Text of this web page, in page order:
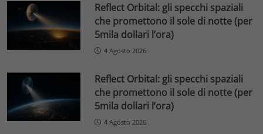
Reflect Orbital: gli specchi spaziali
che promettono il sole di notte (per
5mila dollari l’ora)
4 Agosto 2026
Reflect Orbital: gli specchi spaziali
che promettono il sole di notte (per
5mila dollari l’ora)
4 Agosto 2026